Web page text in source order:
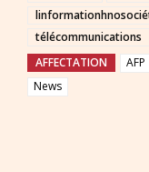
télécommunications
AFFECTATION
AFP
News